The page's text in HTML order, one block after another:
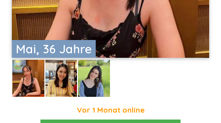
Mai, 36 Jahre
Vor 1 Monat online